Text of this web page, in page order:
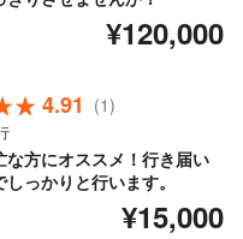
¥120,000
4.91 (1)
な方にオススメ！行き届い
っかりと行います。
¥15,000